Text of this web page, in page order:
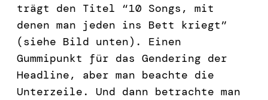
trägt den Titel “10 Songs, mit
denen man jeden ins Bett kriegt”
(siehe Bild unten). Einen
Gummipunkt für das Gendering der
Headline, aber man beachte die
Unterzeile. Und dann betrachte man